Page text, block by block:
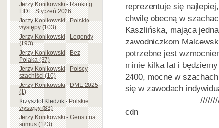
Jerzy Konikowski-Ranking
FIDE: Styczeń 2026
Jerzy Konikowski-Polskie
występy (103)
Jerzy Konikowski-Legendy
(193)
Jerzy Konikowski-Bez
Polaka (37)
Jerzy Konikowski-Polscy
szachiści (10)
Jerzy Konikowski-DME 2025
(1)
Krzysztof Kledzik-Polskie
występy (83)
Jerzy Konikowski-Gens una
sumus (123)
reprezentuje się
chwilę obecną w
Kaszlińska, mająca
zawodniczkom
potrzebne jest
minie kilka lat i
2400, mocne w
się w zawodach
cdn